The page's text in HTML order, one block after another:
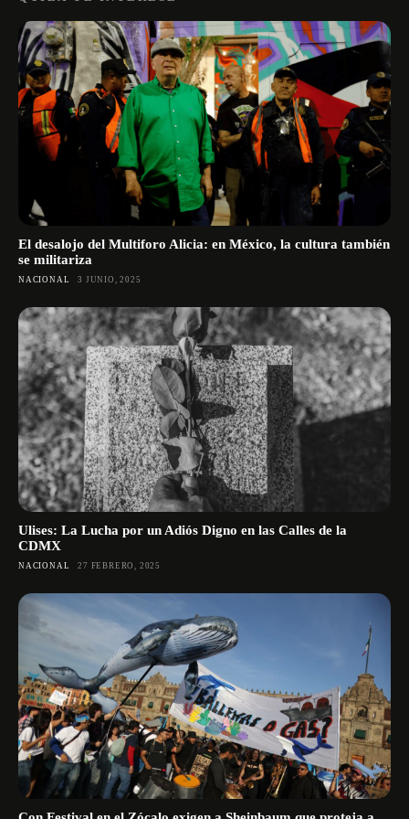
El desalojo del Multiforo Alicia: en México, la cultura también
se militariza
NACIONAL 3 JUNIO, 2025
Ulises: La Lucha por un Adiós Digno en las Calles de la
CDMX
NACIONAL 27 FEBRERO, 2025